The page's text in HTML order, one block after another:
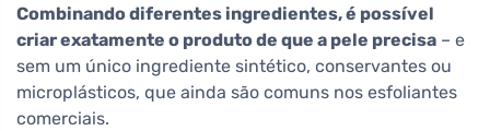
Combinando diferentes ingredientes, é possível
criar exatamente o produto de que a pele precisa – e
sem um único ingrediente sintético, conservantes ou
microplásticos, que ainda são comuns nos esfoliantes
comerciais.